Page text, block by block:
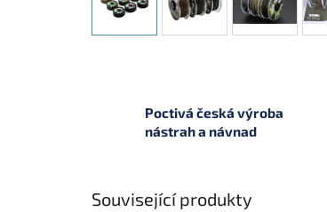
Poctivá česká výroba
nástrah a návnad
Související produkty